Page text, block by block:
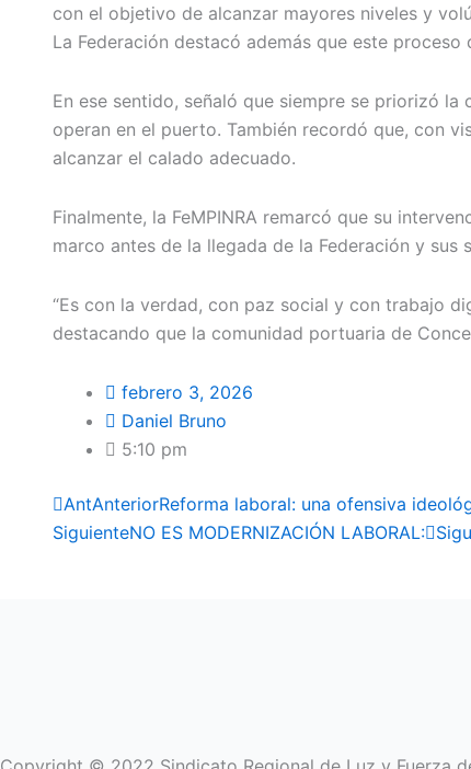
con el objetivo de alcanzar mayores niveles y
La Federación destacó además que este
En ese sentido, señaló que siempre se priorizó
operan en el puerto. También recordó que, con
alcanzar el calado adecuado.
Finalmente, la FeMPINRA remarcó que su
marco antes de la llegada de la Federación y sus
“Es con la verdad, con paz social y con trabajo
destacando que la comunidad portuaria de
febrero 3, 2026
Daniel Bruno
5:10 pm
AntAnteriorReforma laboral: una ofensiva
SiguienteNO ES MODERNIZACIÓN LABORAL: